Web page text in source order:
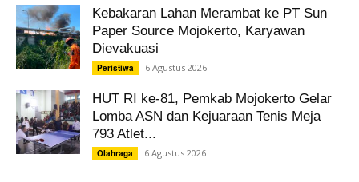
Kebakaran Lahan Merambat ke PT Sun
Paper Source Mojokerto, Karyawan
Dievakuasi
Peristiwa 6 Agustus 2026
HUT RI ke-81, Pemkab Mojokerto Gelar
Lomba ASN dan Kejuaraan Tenis Meja
793 Atlet...
Olahraga 6 Agustus 2026